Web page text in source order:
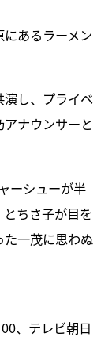
あるラーメン
し、プライベ
ナウンサーと
ーシューが半
ちさ子が目を
一茂に思わぬ
、テレビ朝日